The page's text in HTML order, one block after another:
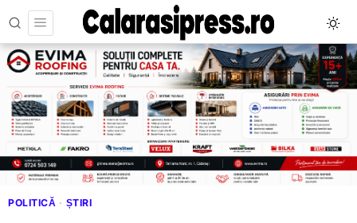
POLITICĂ · ȘTIRI